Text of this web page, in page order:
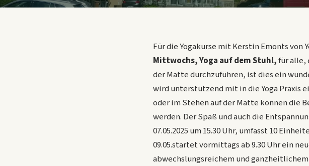
Für die Yogakurse mit Kerstin Emonts von
Mittwochs, Yoga auf dem Stuhl,für alle,
der Matte durchzuführen, ist dies ein
wird unterstützend mit in die Yoga Praxis
oder im Stehen auf der Matte können die
werden. Der Spaß und auch die
07.05.2025 um 15.30 Uhr, umfasst 10
09.05.startet vormittags ab 9.30 Uhr ein
abwechslungsreichem und